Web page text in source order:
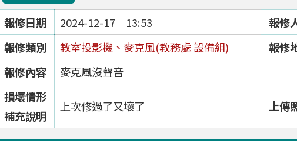
報修日期 2024-12-17 13:53
報修
報修類別
教室投影機、麥克風(教務處 設備組)
報修
報修內容
麥克風沒聲音
損壞情形
補充說明
上次修過了又壞了 上傳